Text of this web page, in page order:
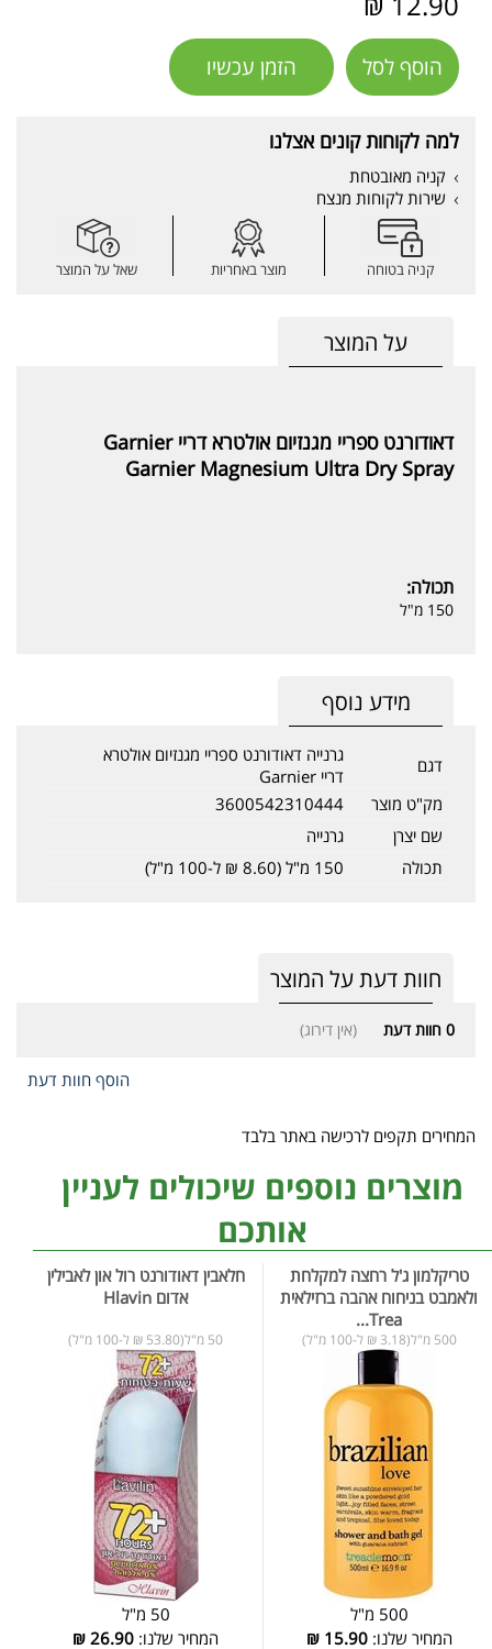
הוסף לסל הזמן עכשיו
למה לקוחות קונים אצלנו
קניה מאובטחת
שירות לקוחות מנצח
קניה בטוחה מוצר באחריות שאל על המוצר
על המוצר
דאודורנט ספריי מגנזיום אולטרא דריי Garnier
Garnier Magnesium Ultra Dry Spray
תכולה:
150 מ"ל
מידע נוסף
דגם
גרנייה דאודורנט ספריי מגנזיום אולטרא
דריי Garnier
מק"ט מוצר
3600542310444
שם יצרן
גרנייה
תכולה
150 מ"ל (8.60 ₪ ל-100 מ"ל)
חוות דעת על המוצר
0 חוות דעת (אין דירוג)
הוסף חוות דעת
המחירים תקפים לרכישה באתר בלבד
מוצרים נוספים שיכולים לעניין
אותכם
טריקלמון ג'ל רחצה למקלחת
ולאמבט בניחוח אהבה ברזילאית
Trea...
500 מ"ל(3.18 ₪ ל-100 מ"ל)
500 מ"ל
המחיר שלנו:15.90
₪
חלאבין דאודורנט רול און לאבילין
אדום Hlavin
50 מ"ל(53.80 ₪ ל-100 מ"ל)
50 מ"ל
המחיר שלנו: 26.90
₪